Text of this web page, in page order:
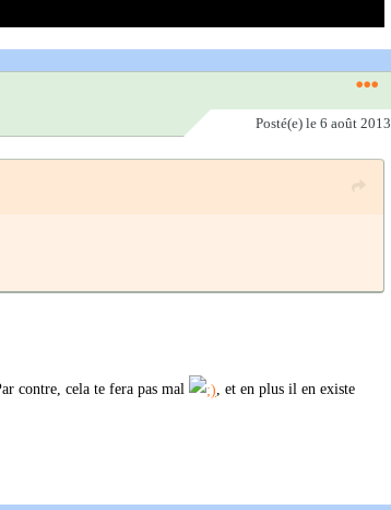
Posté(e) le 6 août 2013
contre, cela te fera pas mal
, et en plus il en existe